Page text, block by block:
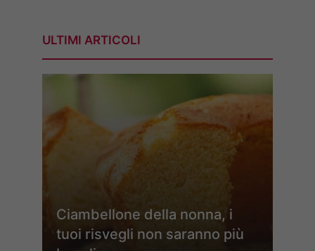
ULTIMI ARTICOLI
Ciambellone della nonna, i
tuoi risvegli non saranno più